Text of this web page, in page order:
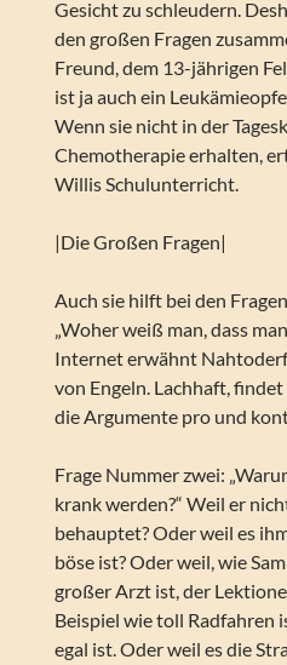
Gesicht zu schleudern.
den großen Fragen
Freund, dem 13-jährigen
ist ja auch ein
Wenn sie nicht in der
Chemotherapie erhalten,
Willis Schulunterricht.
|Die Großen Fragen|
Auch sie hilft bei den
„Woher weiß man, dass
Internet erwähnt
von Engeln. Lachhaft,
die Argumente pro und
Frage Nummer zwei:
krank werden?“ Weil er
behauptet? Oder weil es
böse ist? Oder weil, wie
großer Arzt ist, der
Beispiel wie toll Radfahren
egal ist. Oder weil es die